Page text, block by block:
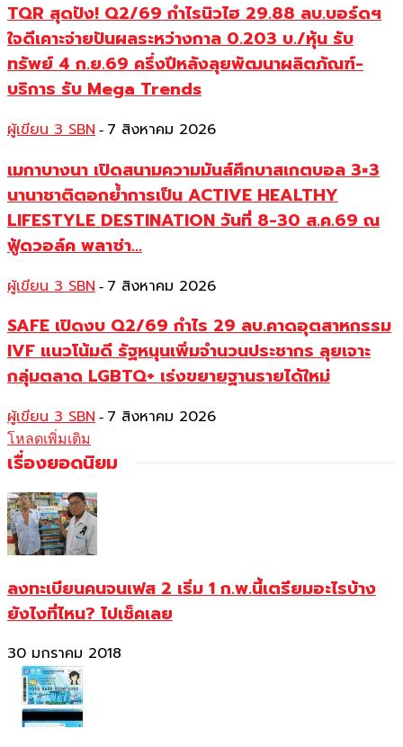
TQR สุดปัง! Q2/69 กำไรนิวไฮ 29.88 ลบ.บอร์ดฯ
ใจดีเคาะจ่ายปันผลระหว่างกาล 0.203 บ./หุ้น รับ
ทรัพย์ 4 ก.ย.69 ครึ่งปีหลังลุยพัฒนาผลิตภัณฑ์-
บริการ รับ Mega Trends
ผู้เขียน 3 SBN - 7 สิงหาคม 2026
เมกาบางนา เปิดสนามความมันส์ศึกบาสเกตบอล 3×3
นานาชาติตอกย้ำการเป็น ACTIVE HEALTHY
LIFESTYLE DESTINATION วันที่ 8-30 ส.ค.69 ณ
ฟู้ดวอล์ค พลาซ่า...
ผู้เขียน 3 SBN - 7 สิงหาคม 2026
SAFE เปิดงบ Q2/69 กำไร 29 ลบ.คาดอุตสาหกรรม
IVF แนวโน้มดี รัฐหนุนเพิ่มจำนวนประชากร ลุยเจาะ
กลุ่มตลาด LGBTQ+ เร่งขยายฐานรายได้ใหม่
ผู้เขียน 3 SBN - 7 สิงหาคม 2026
โหลดเพิ่มเติม
เรื่องยอดนิยม
ลงทะเบียนคนจนเฟส 2 เริ่ม 1 ก.พ.นี้เตรียมอะไรบ้าง
ยังไงที่ไหน? ไปเช็คเลย
30 มกราคม 2018